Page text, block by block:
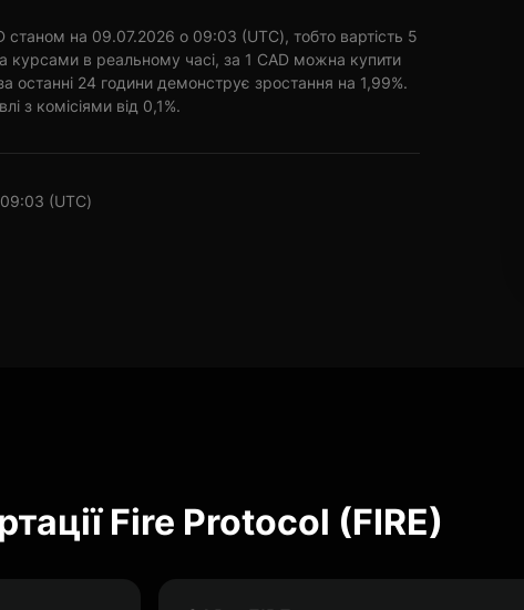
станом на 09.07.2026 о 09:03 (UTC), тобто вартість 5
курсами в реальному часі, за 1 CAD можна купити
останні 24 години демонструє зростання на 1,99%.
з комісіями від 0,1%.
(UTC)
Fire Protocol (FIRE)